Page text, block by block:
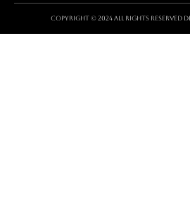
Copyright © 2024 All rights reserved